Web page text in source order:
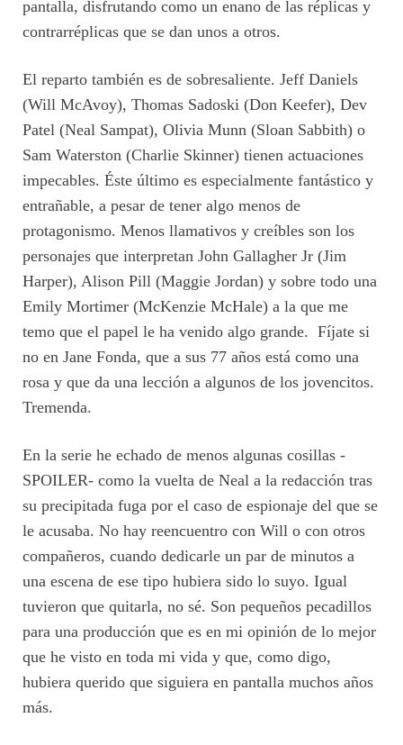
pantalla, disfrutando como un enano de las réplicas y
contrarréplicas que se dan unos a otros.
El reparto también es de sobresaliente. Jeff Daniels
(Will McAvoy), Thomas Sadoski (Don Keefer), Dev
Patel (Neal Sampat), Olivia Munn (Sloan Sabbith) o
Sam Waterston (Charlie Skinner) tienen actuaciones
impecables. Éste último es especialmente fantástico y
entrañable, a pesar de tener algo menos de
protagonismo. Menos llamativos y creíbles son los
personajes que interpretan John Gallagher Jr (Jim
Harper), Alison Pill (Maggie Jordan) y sobre todo una
Emily Mortimer (McKenzie McHale) a la que me
temo que el papel le ha venido algo grande. Fíjate si
no en Jane Fonda, que a sus 77 años está como una
rosa y que da una lección a algunos de los jovencitos.
Tremenda.
En la serie he echado de menos algunas cosillas -
SPOILER- como la vuelta de Neal a la redacción tras
su precipitada fuga por el caso de espionaje del que se
le acusaba. No hay reencuentro con Will o con otros
compañeros, cuando dedicarle un par de minutos a
una escena de ese tipo hubiera sido lo suyo. Igual
tuvieron que quitarla, no sé. Son pequeños pecadillos
para una producción que es en mi opinión de lo mejor
que he visto en toda mi vida y que, como digo,
hubiera querido que siguiera en pantalla muchos años
más.